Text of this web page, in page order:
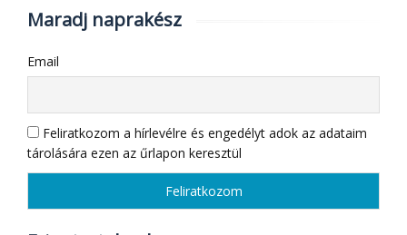
Maradj naprakész
Email
Feliratkozom a hírlevélre és engedélyt adok az adataim
tárolására ezen az űrlapon keresztül